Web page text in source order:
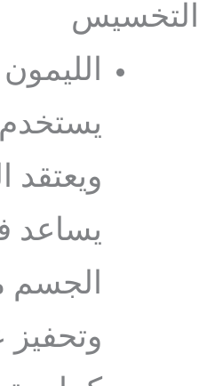
التخسيس
ويعتقد
يساعد
الجسم
وتحفيز